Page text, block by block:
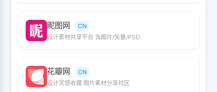
昵图网
CN
设计素材共享平台 含图片/矢量/PSD
花瓣网
CN
设计灵感收藏 图片素材分享社区